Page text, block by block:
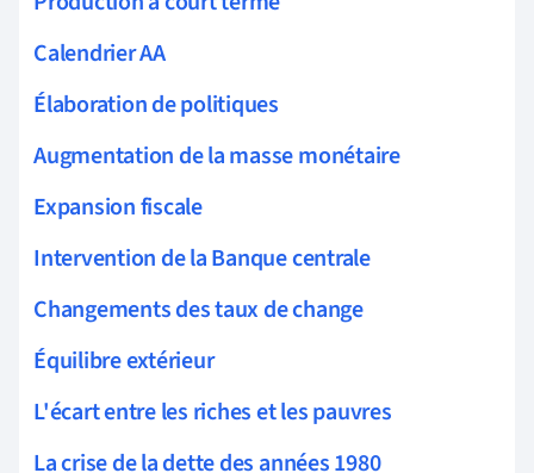
Calendrier AA
Élaboration de politiques
Augmentation de la masse monétaire
Expansion fiscale
Intervention de la Banque centrale
Changements des taux de change
Équilibre extérieur
L'écart entre les riches et les pauvres
La crise de la dette des années 1980